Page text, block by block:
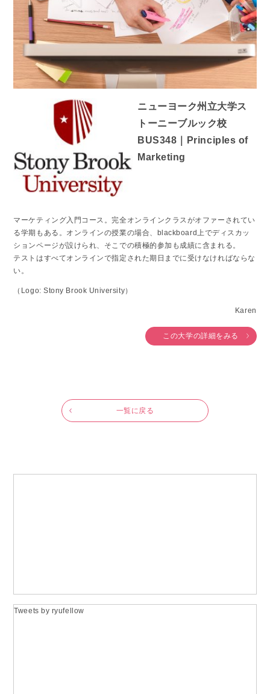
ニューヨーク州立大学ス
トーニーブルック校
BUS348｜Principles of
Marketing
マーケティング入門コース。完全オンラインクラスがオファーされてい
る学期もある。オンラインの授業の場合、blackboard上でディスカッ
ションページが設けられ、そこでの積極的参加も成績に含まれる。
テストはすべてオンラインで指定された期日までに受けなければならな
い。
（Logo: Stony Brook University）
Karen
この大学の詳細をみる
一覧に戻る
Tweets by ryufellow